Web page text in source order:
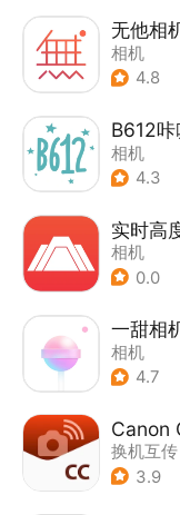
无他相
相机
4.8
B612咔
相机
4.3
实时高
相机
0.0
一甜相
相机
4.7
换机互传
3.9